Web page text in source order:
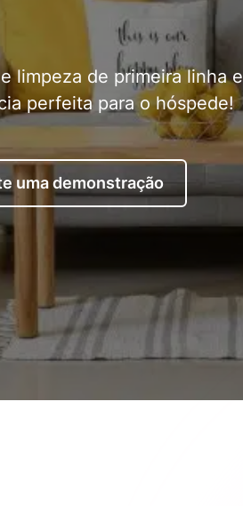
limpeza de primeira linha e
perfeita para o hóspede!
uma demonstração